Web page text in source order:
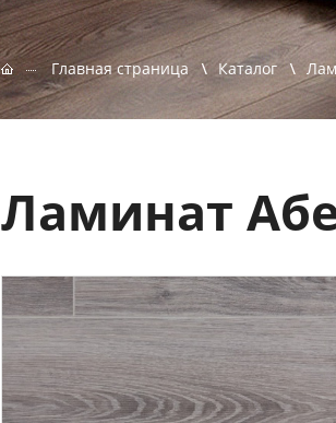
Главная страница Каталог
Ламинат